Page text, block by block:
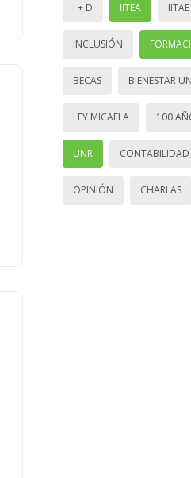
I + D IITEA IITAE
INCLUSIÓN
BECAS BIENESTAR
LEY MICAELA 100
UNR CONTABILIDAD
OPINIÓN CHARLAS